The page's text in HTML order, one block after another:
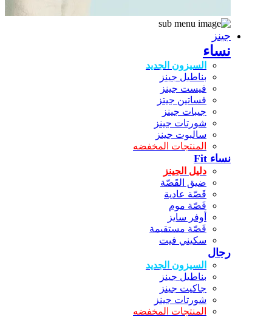
جينز
نساء
السيزون الجديد
بناطيل جينز
فيست جينز
فساتين جيتز
جيبات جينز
شورتات جينز
سالبوت جينز
المنتجات المخفضه
نساء Fit
دليل الجينز
ضيق القَصّة
قَصّة عادية
قَصّة موم
أوفر سايز
قَصّة مستقيمة
سكيني فيت
رجال
السيزون الجديد
بناطيل جينز
جاكيت جينز
شورتات جينز
المنتجات المخفضه